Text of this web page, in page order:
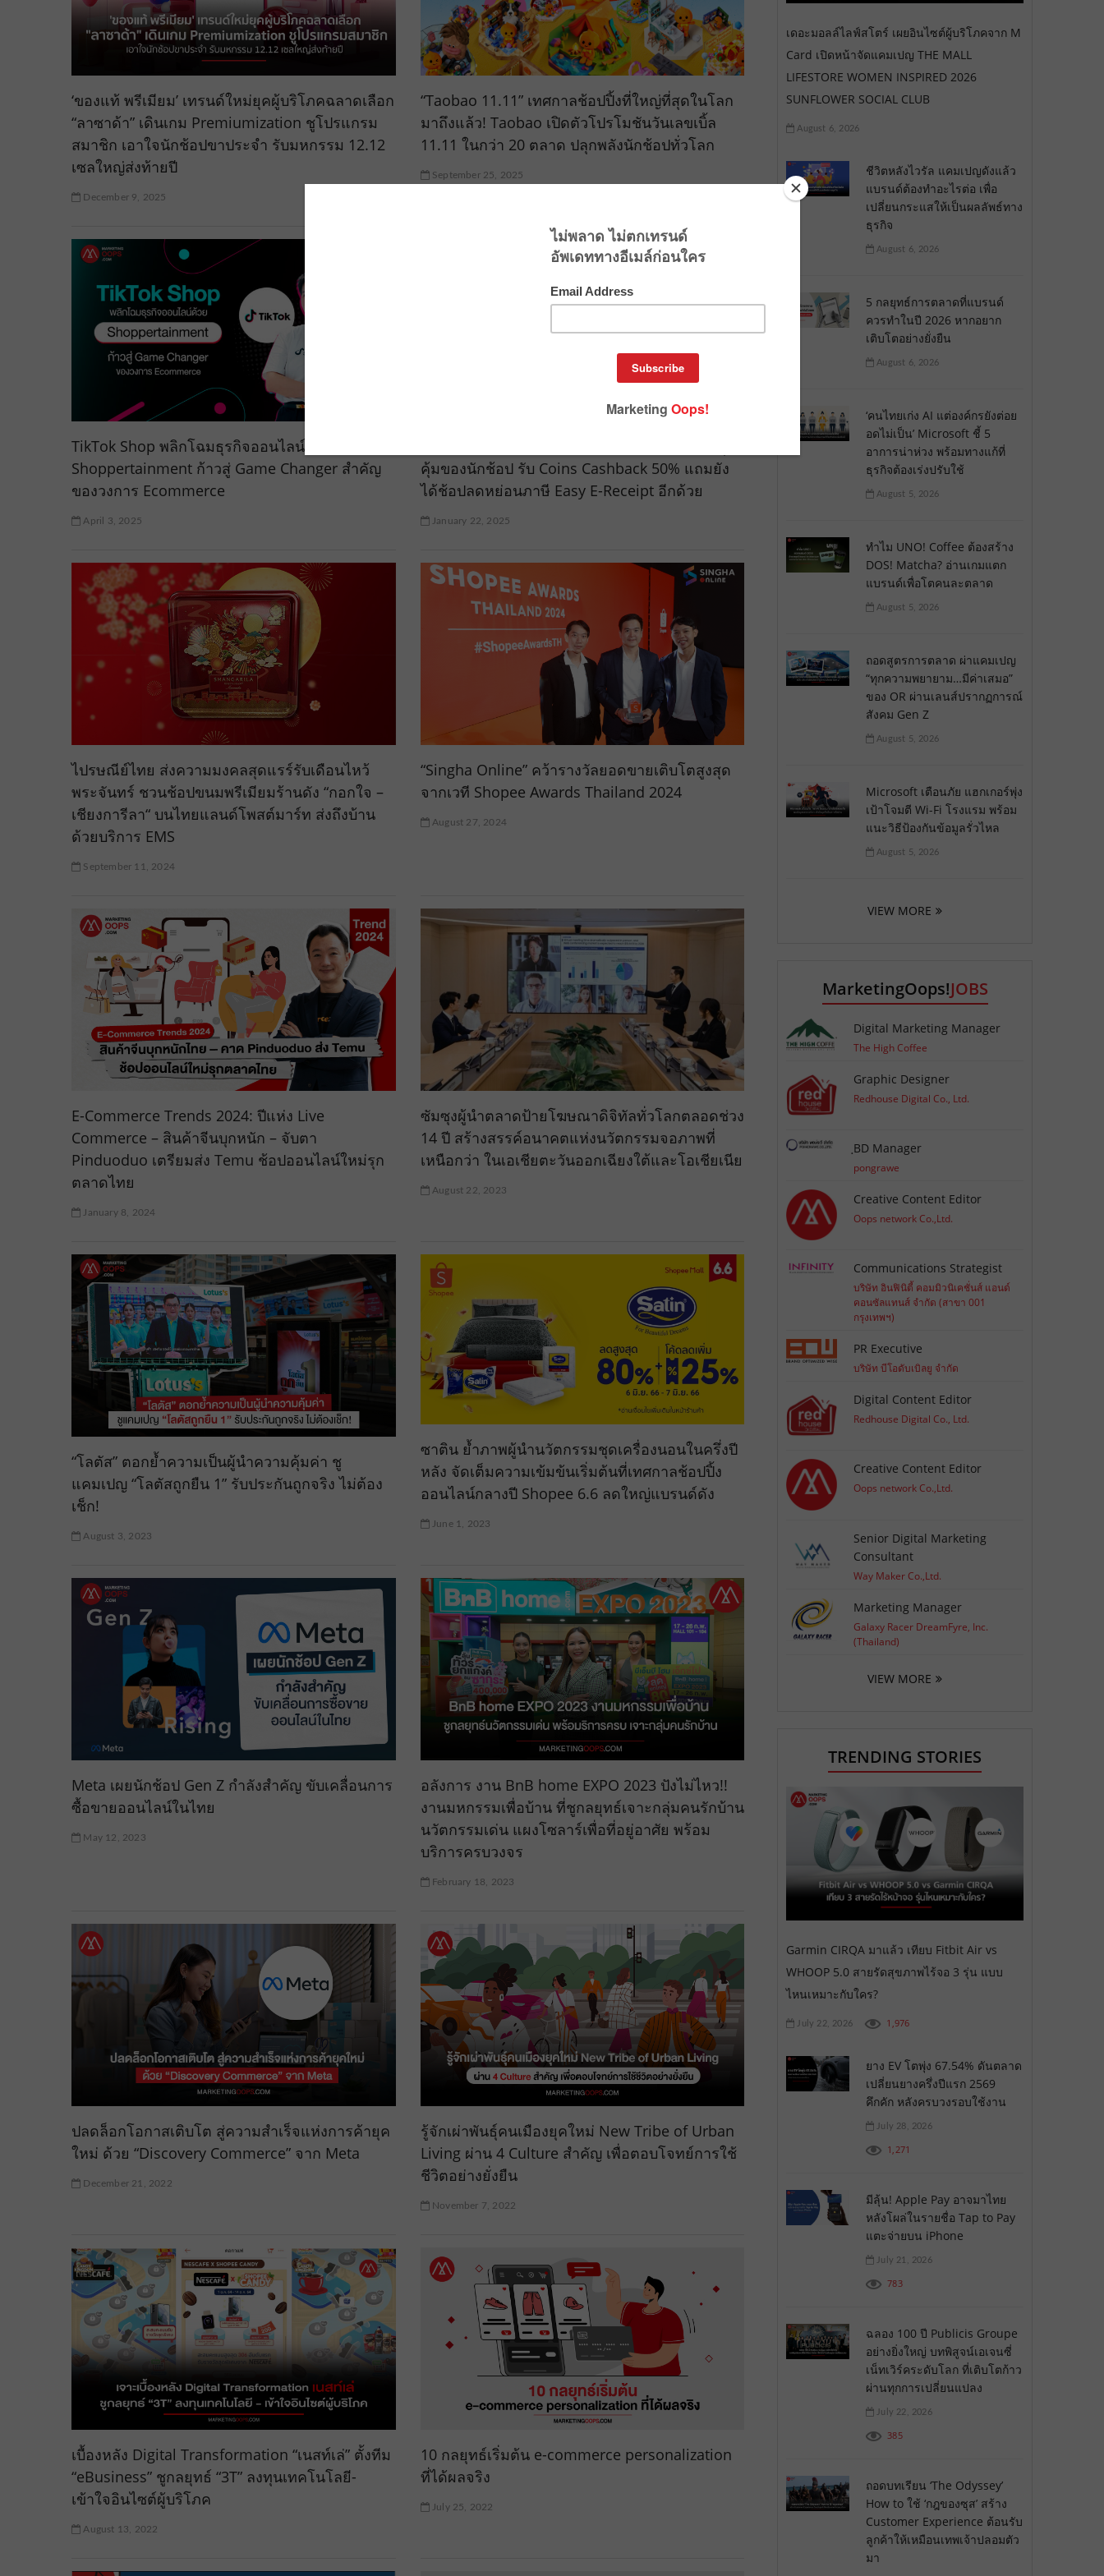
‘ของแท้ พรีเมียม’ เทรนด์ใหม่ยุคผู้บริโภคฉลาดเลือก
“ลาซาด้า” เดินเกม Premiumization ชูโปรแกรม
สมาชิก เอาใจนักช้อปขาประจำ รับมหกรรม 12.12
เซลใหญ่ส่งท้ายปี
December 9, 2025
“Taobao 11.11” เทศกาลช้อปปิ้งที่ใหญ่ที่สุดในโลก
มาถึงแล้ว! Taobao เปิดตัวโปรโมชันวันเลขเบิ้ล
11.11 ในกว่า 20 ตลาด ปลุกพลังนักช้อปทั่วโลก
September 25, 2025
TikTok Shop พลิกโฉมธุรกิจออนไลน์ด้วย
Shoppertainment ก้าวสู่ Game Changer สำคัญ
ของวงการ Ecommerce
April 3, 2025
คุ้มของนักช้อป รับ Coins Cashback 50% แถมยัง
ได้ช้อปลดหย่อนภาษี Easy E-Receipt อีกด้วย
January 22, 2025
ไปรษณีย์ไทย ส่งความมงคลสุดแรร์รับเดือนไหว้
พระจันทร์ ชวนช้อปขนมพรีเมียมร้านดัง “กอกใจ –
เชียงการีลา“ บนไทยแลนด์โพสต์มาร์ท ส่งถึงบ้าน
ด้วยบริการ EMS
September 11, 2024
“Singha Online” คว้ารางวัลยอดขายเติบโตสูงสุด
จากเวที Shopee Awards Thailand 2024
August 27, 2024
E-Commerce Trends 2024: ปีแห่ง Live
Commerce – สินค้าจีนบุกหนัก – จับตา
Pinduoduo เตรียมส่ง Temu ช้อปออนไลน์ใหม่รุก
ตลาดไทย
January 8, 2024
ซัมซุงผู้นำตลาดป้ายโฆษณาดิจิทัลทั่วโลกตลอดช่วง
14 ปี สร้างสรรค์อนาคตแห่งนวัตกรรมจอภาพที่
เหนือกว่า ในเอเชียตะวันออกเฉียงใต้และโอเชียเนีย
August 22, 2023
“โลตัส” ตอกย้ำความเป็นผู้นำความคุ้มค่า ชู
แคมเปญ “โลตัสถูกยืน 1” รับประกันถูกจริง ไม่ต้อง
เช็ก!
August 3, 2023
ซาติน ย้ำภาพผู้นำนวัตกรรมชุดเครื่องนอนในครึ่งปี
หลัง จัดเต็มความเข้มข้นเริ่มต้นที่เทศกาลช้อปปิ้ง
ออนไลน์กลางปี Shopee 6.6 ลดใหญ่แบรนด์ดัง
June 1, 2023
Meta เผยนักช้อป Gen Z กำลังสำคัญ ขับเคลื่อนการ
ซื้อขายออนไลน์ในไทย
May 12, 2023
อลังการ งาน BnB home EXPO 2023 ปังไม่ไหว!!
งานมหกรรมเพื่อบ้าน ที่ชูกลยุทธ์เจาะกลุ่มคนรักบ้าน
นวัตกรรมเด่น แผงโซลาร์เพื่อที่อยู่อาศัย พร้อม
บริการครบวงจร
February 18, 2023
ปลดล็อกโอกาสเติบโต สู่ความสำเร็จแห่งการค้ายุค
ใหม่ ด้วย “Discovery Commerce” จาก Meta
December 21, 2022
รู้จักเผ่าพันธุ์คนเมืองยุคใหม่ New Tribe of Urban
Living ผ่าน 4 Culture สำคัญ เพื่อตอบโจทย์การใช้
ชีวิตอย่างยั่งยืน
November 7, 2022
เบื้องหลัง Digital Transformation “เนสท์เล่” ตั้งทีม
“eBusiness” ชูกลยุทธ์ “3T” ลงทุนเทคโนโลยี-
เข้าใจอินไซต์ผู้บริโภค
August 13, 2022
10 กลยุทธ์เริ่มต้น e-commerce personalization
ที่ได้ผลจริง
July 25, 2022
เดอะมอลล์ไลฟ์สโตร์ เผยอินไซต์ผู้บริโภคจาก M
Card เปิดหน้าจัดแคมเปญ THE MALL
LIFESTORE WOMEN INSPIRED 2026
SUNFLOWER SOCIAL CLUB
August 6, 2026
ชีวิตหลังไวรัล แคมเปญดังแล้ว
แบรนด์ต้องทำอะไรต่อ เพื่อ
เปลี่ยนกระแสให้เป็นผลลัพธ์ทาง
ธุรกิจ
August 6, 2026
5 กลยุทธ์การตลาดที่แบรนด์
ควรทำในปี 2026 หากอยาก
เติบโตอย่างยั่งยืน
August 6, 2026
‘คนไทยเก่ง AI แต่องค์กรยังต่อย
อดไม่เป็น’ Microsoft ชี้ 5
อาการน่าห่วง พร้อมทางแก้ที่
ธุรกิจต้องเร่งปรับใช้
August 5, 2026
ทำไม UNO! Coffee ต้องสร้าง
DOS! Matcha? อ่านเกมแตก
แบรนด์เพื่อโตคนละตลาด
August 5, 2026
ถอดสูตรการตลาด ผ่าแคมเปญ
“ทุกความพยายาม…มีค่าเสมอ”
ของ OR ผ่านเลนส์ปรากฏการณ์
สังคม Gen Z
August 5, 2026
Microsoft เตือนภัย แฮกเกอร์พุ่ง
เป้าโจมตี Wi-Fi โรงแรม พร้อม
แนะวิธีป้องกันข้อมูลรั่วไหล
August 5, 2026
VIEW MORE
MarketingOops!JOBS
Digital Marketing Manager
The High Coffee
Graphic Designer
Redhouse Digital Co., Ltd.
ฺBD Manager
pongrawe
Creative Content Editor
Oops network Co.,Ltd.
Communications Strategist
บริษัท อินฟินิตี้ คอมมิวนิเคชั่นส์ แอนด์
คอนซัลแทนส์ จำกัด (สาขา 001
กรุงเทพฯ)
PR Executive
บริษัท บีโอดับเบิลยู จำกัด
Digital Content Editor
Redhouse Digital Co., Ltd.
Creative Content Editor
Oops network Co.,Ltd.
Senior Digital Marketing
Consultant
Way Maker Co.,Ltd.
Marketing Manager
Galaxy Racer DreamFyre, Inc.
(Thailand)
VIEW MORE
TRENDING STORIES
Garmin CIRQA มาแล้ว เทียบ Fitbit Air vs
WHOOP 5.0 สายรัดสุขภาพไร้จอ 3 รุ่น แบบ
ไหนเหมาะกับใคร?
July 22, 2026 1,976
ยาง EV โตพุ่ง 67.54% ดันตลาด
เปลี่ยนยางครึ่งปีแรก 2569
คึกคัก หลังครบวงรอบใช้งาน
July 28, 2026
1,271
มีลุ้น! Apple Pay อาจมาไทย
หลังโผล่ในรายชื่อ Tap to Pay
แตะจ่ายบน iPhone
July 21, 2026
783
ฉลอง 100 ปี Publicis Groupe
อย่างยิ่งใหญ่ บทพิสูจน์เอเจนซี่
เน็ทเวิร์คระดับโลก ที่เติบโตก้าว
ผ่านทุกการเปลี่ยนแปลง
July 22, 2026
385
ถอดบทเรียน ‘The Odyssey’
How to ใช้ ‘กฎของซุส’ สร้าง
Customer Experience ต้อนรับ
ลูกค้าให้เหมือนเทพเจ้าปลอมตัว
มา